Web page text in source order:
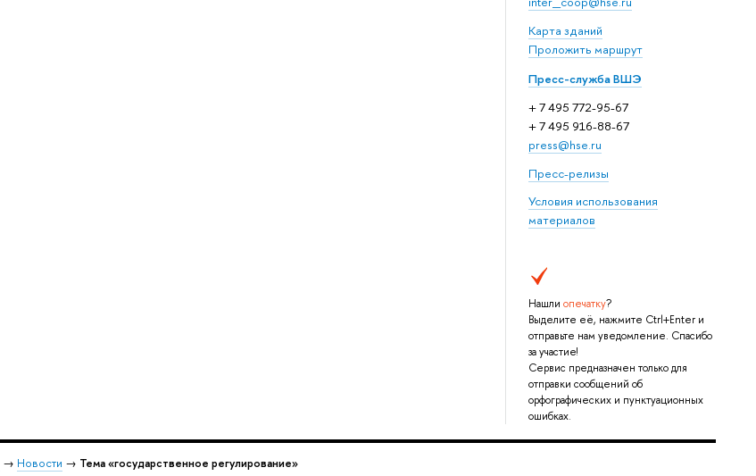
Карта зданий
Проложить маршрут
Пресс-служба ВШЭ
+ 7 495 772-95-67
+ 7 495 916-88-67
press@hse.ru
Пресс-релизы
Условия использования
материалов
Нашли опечатку?
Выделите её, нажмите Ctrl+Enter и
отправьте нам уведомление. Спасибо
за участие!
Сервис предназначен только для
отправки сообщений об
орфографических и пунктуационных
ошибках.
→ Новости → Тема «государственное регулирование»